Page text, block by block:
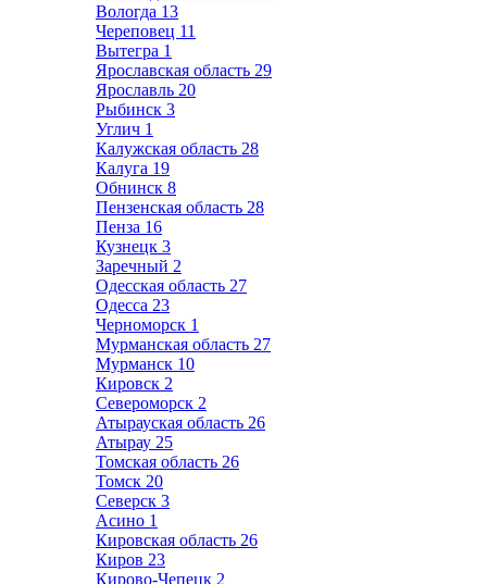
Вологда 13
Череповец 11
Вытегра 1
Ярославская область 29
Ярославль 20
Рыбинск 3
Углич 1
Калужская область 28
Калуга 19
Обнинск 8
Пензенская область 28
Пенза 16
Кузнецк 3
Заречный 2
Одесская область 27
Одесса 23
Черноморск 1
Мурманская область 27
Мурманск 10
Кировск 2
Североморск 2
Атырауская область 26
Атырау 25
Томская область 26
Томск 20
Северск 3
Асино 1
Кировская область 26
Киров 23
Кирово-Чепецк 2